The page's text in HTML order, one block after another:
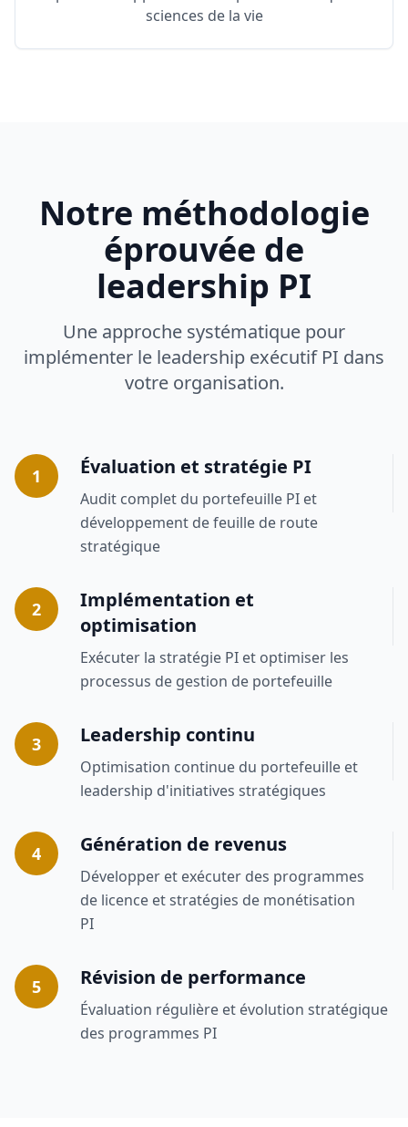
sciences de la vie
Notre méthodologie
éprouvée de
leadership PI
Une approche systématique pour
implémenter le leadership exécutif PI dans
votre organisation.
1 Évaluation et stratégie PI
Audit complet du portefeuille PI et
développement de feuille de route
stratégique
2
Implémentation et
optimisation
Exécuter la stratégie PI et optimiser les
processus de gestion de portefeuille
3 Leadership continu
Optimisation continue du portefeuille et
leadership d'initiatives stratégiques
4 Génération de revenus
Développer et exécuter des programmes
de licence et stratégies de monétisation
PI
5 Révision de performance
Évaluation régulière et évolution stratégique
des programmes PI